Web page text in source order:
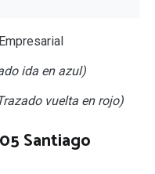
ida en azul)
vuelta en rojo)
Santiago